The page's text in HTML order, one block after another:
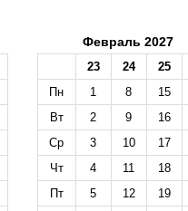
Февраль 2027
23 24
25
Пн
1 8
15
Вт
2 9
16
Ср
3 10
17
Чт
4 11
18
Пт
5 12
19